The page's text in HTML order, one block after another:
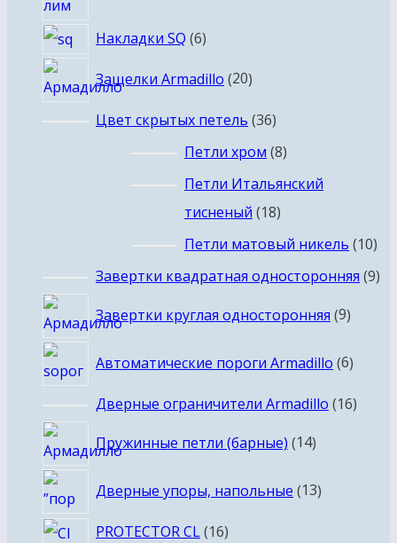
Накладки SQ 66
Защелки Armadillo 2020
Цвет скрытых петель 3636
товаров
Петли хром 88
товаров
Петли Итальянский
тисненый 1818
товаров
Петли матовый никель 1010
Завертки квадратная односторонняя 99
Завертки круглая односторонняя 99
Автоматические пороги Armadillo 66
Дверные ограничители Armadillo 1616
Пружинные петли (барные) 1414
Дверные упоры, напольные 1313
PROTECTOR CL 1616